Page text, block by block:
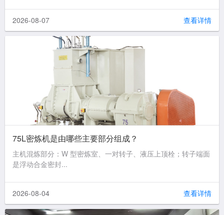
2026-08-07 查看详情
75L密炼机是由哪些主要部分组成？
主机混炼部分：W 型密炼室、一对转子、液压上顶栓；转子端面
是浮动合金密封...
2026-08-04 查看详情